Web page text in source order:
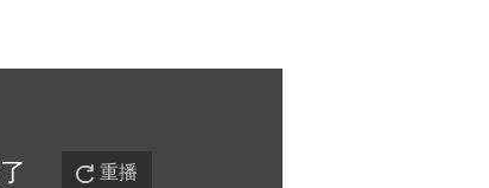
了 重播